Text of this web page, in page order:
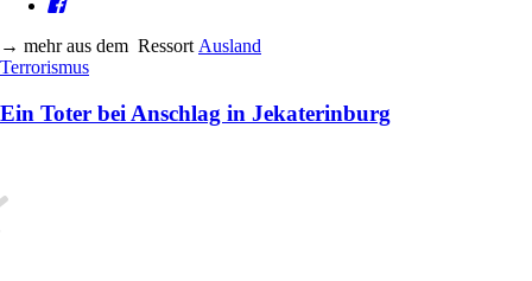
→ mehr aus dem Ressort Ausland
Terrorismus
Ein Toter bei Anschlag in Jekaterinburg